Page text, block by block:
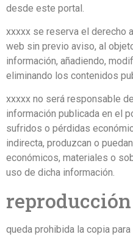
desde este portal.
xxxxx se reserva el derecho
web sin previo aviso, al
información, añadiendo,
eliminando los contenidos
xxxxx no será responsable
información publicada en el
sufridos o pérdidas
indirecta, produzcan o
económicos, materiales o
uso de dicha información.
queda prohibida la copia